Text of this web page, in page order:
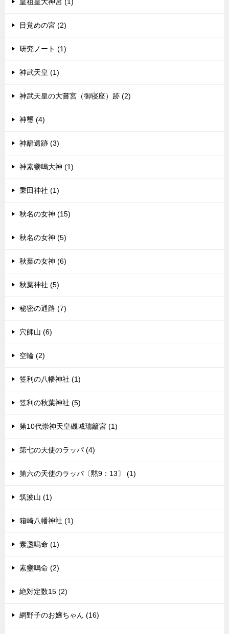
目覚めの宮 (2)
研究ノート (1)
神武天皇 (1)
神武天皇の大嘗宮（御寝座）跡 (2)
神璽 (4)
神籬遺跡 (3)
神素盞嗚大神 (1)
秉田神社 (1)
秋名の女神 (15)
秋名の女神 (5)
秋葉の女神 (6)
秋葉神社 (5)
秘密の通路 (7)
穴師山 (6)
空輪 (2)
笠利の八幡神社 (1)
笠利の秋葉神社 (5)
第10代崇神天皇磯城瑞籬宮 (1)
第七の天使のラッパ (4)
第六の天使のラッパ〔黙9：13〕 (1)
筑波山 (1)
箱崎八幡神社 (1)
素盞嗚命 (1)
素盞嗚命 (2)
絶対定数15 (2)
網野子のお嬢ちゃん (16)